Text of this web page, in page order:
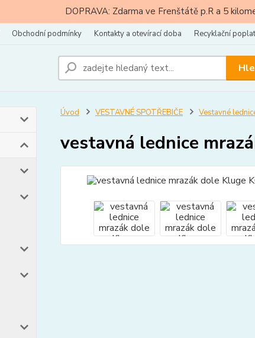
DOPRAVA: Zdarma ve Frenštátě p.R a 5
Obchodní podmínky Kontakty a otevírací doba Recyklační
Úvod VESTAVNÉ SPOTŘEBIČE Vestavné
vestavná lednice